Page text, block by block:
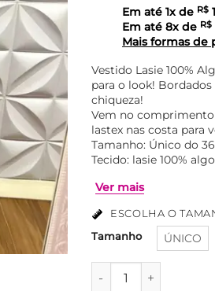
Em até 1x de R$
Em até 8x de R$
Mais formas de
Vestido Lasie 100%
para o look!
chiqueza!
Vem no comprimento
lastex nas costa para
Tamanho: Único do
Tecido: lasie 100%
Ver mais
ESCOLHA O
Tamanho ÚNICO
Vestido Laíse 100%